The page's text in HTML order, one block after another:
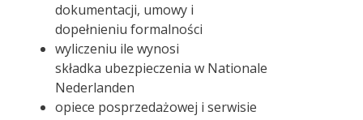
dokumentacji, umowy i
dopełnieniu formalności
wyliczeniu ile wynosi
składka ubezpieczenia w Nationale
Nederlanden
opiece posprzedażowej i serwisie